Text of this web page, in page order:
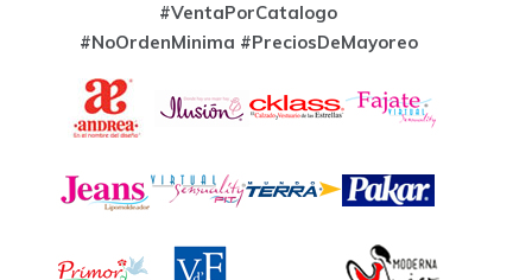
#VentaPorCatalogo
#NoOrdenMinima #PreciosDeMayoreo